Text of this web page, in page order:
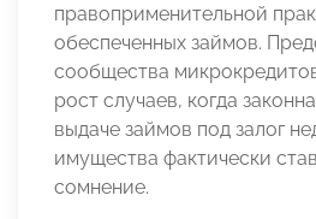
правоприменительной
обеспеченных займов.
сообщества
рост случаев, когда
выдаче займов под залог
имущества фактически
сомнение.